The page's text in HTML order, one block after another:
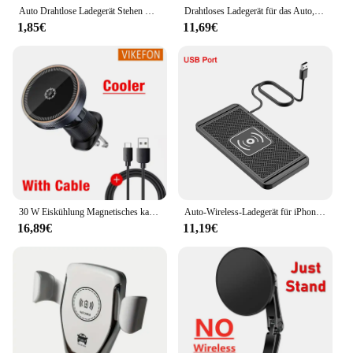
Auto Drahtlose Ladegerät Stehen Magnetische Auto Telefon Halter Armaturenbrett Halterung Auto Schnelle Lade für Magsafe iPhone 16 15 14 13 12 Pro Max
1,85€
Drahtloses Ladegerät für das Auto, Schnellladegerät für iPhone 16, 15, 14, 13, 12 Pro Max, Samsung Xiaomi, kabelloses Auto-Ladegerät Typ C, rutschfestes Pad
11,69€
30 W Eiskühlung Magnetisches kabelloses Autoladegerät für iPhone 15 14 13 12 Pro Max MacSafe Autotelefonhalter Schnellladestation
16,89€
Auto-Wireless-Ladegerät für iPhone 16 15 15 Pro Max 14 13 12 X Samsung S24 S23 Wireless-Autoladegerät Silikon-Pad-Ständer Schnellladegerät
11,19€